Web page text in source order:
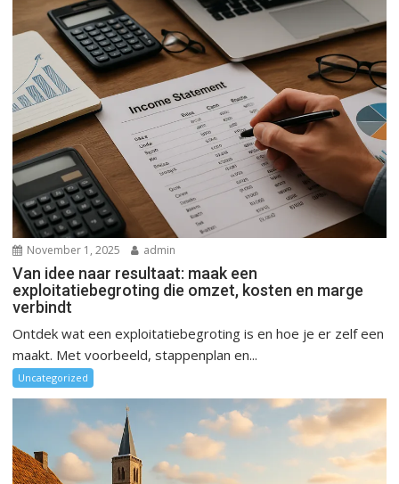
November 1, 2025 admin
Van idee naar resultaat: maak een
exploitatiebegroting die omzet, kosten en marge
verbindt
Ontdek wat een exploitatiebegroting is en hoe je er zelf een
maakt. Met voorbeeld, stappenplan en...
Uncategorized